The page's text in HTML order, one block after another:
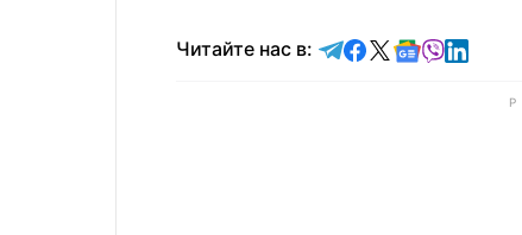
Читайте нас в: Читайте в Telegram
Читайте в
Читайте в X
Читайте в
Читайте